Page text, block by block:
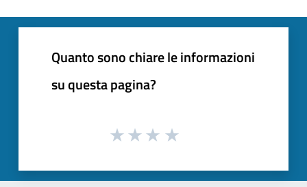
Quanto sono chiare le informazioni
su questa pagina?